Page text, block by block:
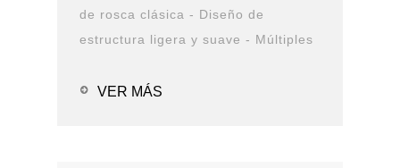
de rosca clásica - Diseño de
estructura ligera y suave - Múltiples
Opciones de solución de PCR -
VER MÁS